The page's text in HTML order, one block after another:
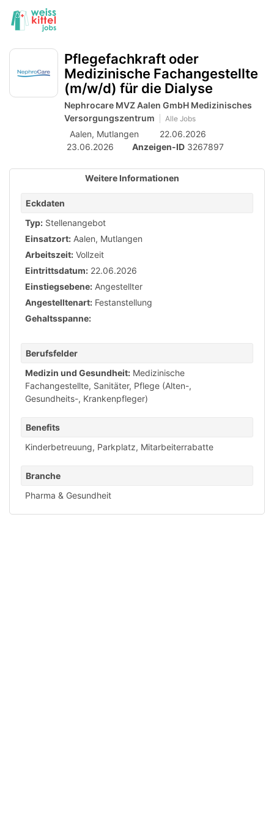
Accessibility
Modus
aktivieren
zur
von
mobilem
Endgerät
aus
Pflegefachkraft oder
Medizinische Fachangestellte
(m/w/d) für die Dialyse
Nephrocare MVZ Aalen GmbH Medizinisches
Versorgungszentrum
Alle Jobs
Aalen, Mutlangen
22.06.2026
23.06.2026
Anzeigen-ID 3267897
Weitere Informationen
Eckdaten
Typ: Stellenangebot
Einsatzort: Aalen, Mutlangen
Arbeitszeit: Vollzeit
Eintrittsdatum: 22.06.2026
Einstiegsebene: Angestellter
Angestelltenart: Festanstellung
Gehaltsspanne:
Berufsfelder
Medizin und Gesundheit: Medizinische
Fachangestellte, Sanitäter, Pflege (Alten-,
Gesundheits-, Krankenpfleger)
Benefits
Kinderbetreuung, Parkplatz, Mitarbeiterrabatte
Branche
Pharma & Gesundheit